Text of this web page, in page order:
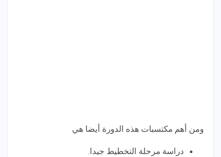
ومن أهم مكتسبات هذه الدورة أيضا هي
دراسة مرحلة التخطيط جيدا.